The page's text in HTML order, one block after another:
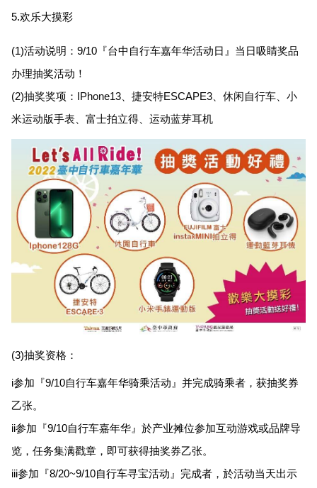
5.欢乐大摸彩
(1)活动说明：9/10『台中自行车嘉年华活动日』当日吸睛奖品
办理抽奖活动！
(2)抽奖奖项：IPhone13、捷安特ESCAPE3、休闲自行车、小
米运动版手表、富士拍立得、运动蓝芽耳机
(3)抽奖资格：
i参加『9/10自行车嘉年华骑乘活动』并完成骑乘者，获抽奖券
乙张。
ii参加 『9/10自行车嘉年华』於产业摊位参加互动游戏或品牌导
览，任务集满戳章，即可获得抽奖券乙张。
iii参加『8/20~9/10自行车寻宝活动』完成者，於活动当天出示